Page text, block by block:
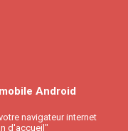
Android
navigateur internet
d'accueil"